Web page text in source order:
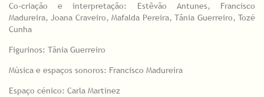
Co-criação e interpretação: Estêvão Antunes, Francisco
Madureira, Joana Craveiro, Mafalda Pereira, Tânia Guerreiro, Tozé
Cunha
Figurinos: Tânia Guerreiro
Música e espaços sonoros: Francisco Madureira
Espaço cénico: Carla Martinez